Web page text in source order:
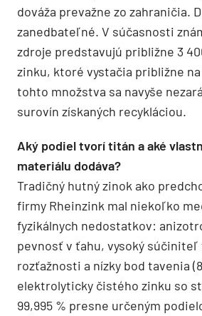
dováža prevažne zo zahraničia.
zanedbateľné. V súčasnosti
zdroje predstavujú približne 3
zinku, ktoré vystačia približne na
tohto množstva sa navyše
surovín získaných recykláciou.
Aký podiel tvorí titán a aké
materiálu dodáva?
Tradičný hutný zinok ako
firmy Rheinzink mal niekoľko
fyzikálnych nedostatkov:
pevnosť v ťahu, vysoký súčiniteľ
rozťažnosti a nízky bod tavenia
elektrolyticky čistého zinku so
99,995 % presne určeným